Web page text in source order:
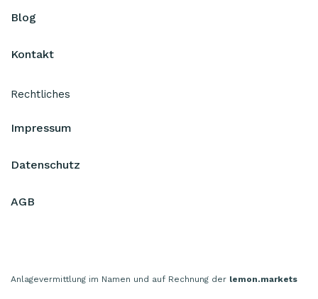
Blog
Kontakt
Rechtliches
Impressum
Datenschutz
AGB
Anlagevermittlung im Namen und auf Rechnung der lemon.markets